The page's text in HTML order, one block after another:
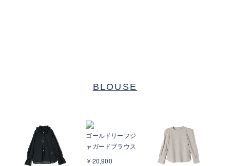
BLOUSE
ゴールドリーフジ
ャガードブラウス
￥20,900